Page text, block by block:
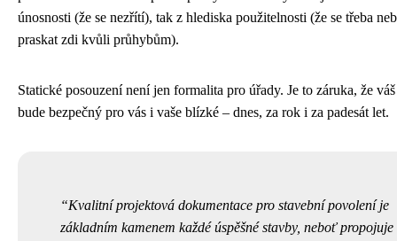
únosnosti (že se nezřítí), tak z hlediska použitelnosti (že se třeba
praskat zdi kvůli průhybům).
Statické posouzení není jen formalita pro úřady. Je to záruka, že
bude bezpečný pro vás i vaše blízké – dnes, za rok i za padesát let.
Kvalitní projektová dokumentace pro stavební povolení je
základním kamenem každé úspěšné stavby, neboť propojuje